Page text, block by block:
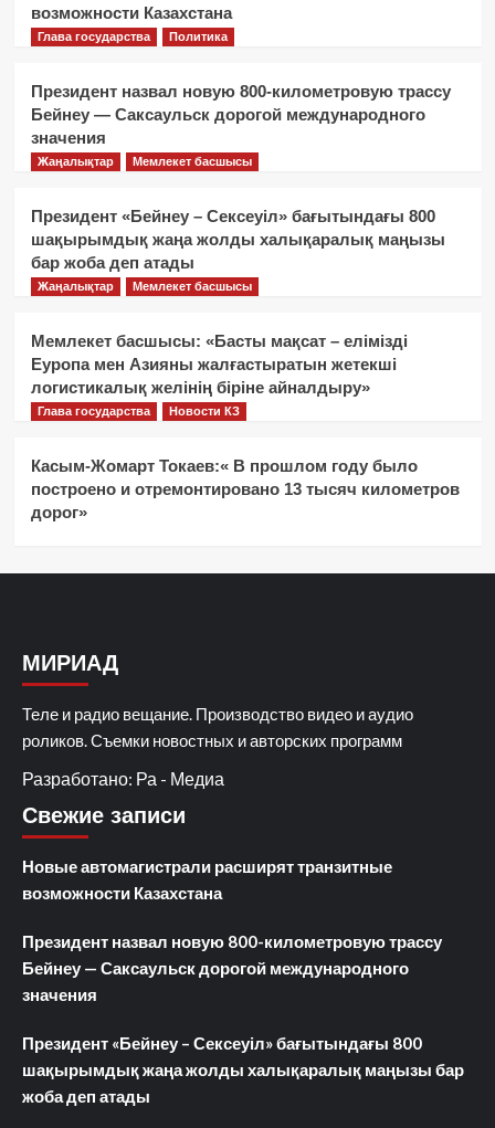
возможности Казахстана
Глава государства Политика
Президент назвал новую 800-километровую трассу
Бейнеу — Саксаульск дорогой международного
значения
Жаңалықтар Мемлекет басшысы
Президент «Бейнеу – Сексеуіл» бағытындағы 800
шақырымдық жаңа жолды халықаралық маңызы
бар жоба деп атады
Жаңалықтар Мемлекет басшысы
Мемлекет басшысы: «Басты мақсат – елімізді
Еуропа мен Азияны жалғастыратын жетекші
логистикалық желінің біріне айналдыру»
Глава государства Новости КЗ
Касым-Жомарт Токаев:« В прошлом году было
построено и отремонтировано 13 тысяч километров
дорог»
МИРИАД
Теле и радио вещание. Производство видео и аудио
роликов. Съемки новостных и авторских программ
Разработано: Ра - Медиа
Свежие записи
Новые автомагистрали расширят транзитные
возможности Казахстана
Президент назвал новую 800-километровую трассу
Бейнеу — Саксаульск дорогой международного
значения
Президент «Бейнеу – Сексеуіл» бағытындағы 800
шақырымдық жаңа жолды халықаралық маңызы бар
жоба деп атады